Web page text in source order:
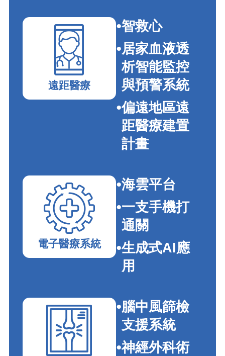
遠距醫療
智救心
居家血液透
析智能監控
與預警系統
偏遠地區遠
距醫療建置
計畫
電子醫療系統
海雲平台
一支手機打
通關
生成式AI應
用
腦中風篩檢
支援系統
神經外科術